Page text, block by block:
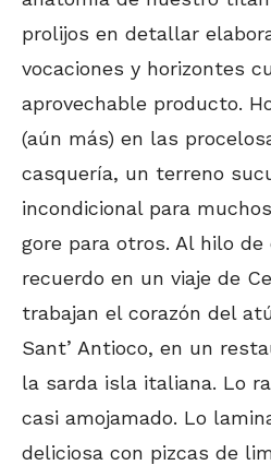
prolijos en detallar
vocaciones y horizontes
aprovechable producto.
(aún más) en las
casquería, un terreno
incondicional para
gore para otros. Al hilo
recuerdo en un viaje de
trabajan el corazón del
Sant’ Antioco, en un
la sarda isla italiana. Lo
casi amojamado. Lo
deliciosa con pizcas de